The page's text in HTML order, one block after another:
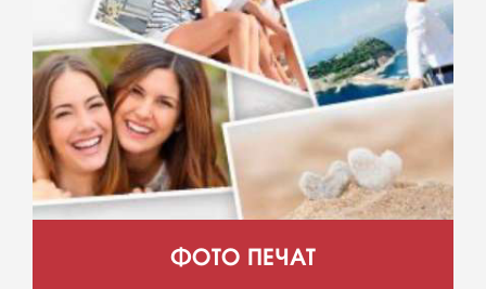
ФОТО ПЕЧАТ